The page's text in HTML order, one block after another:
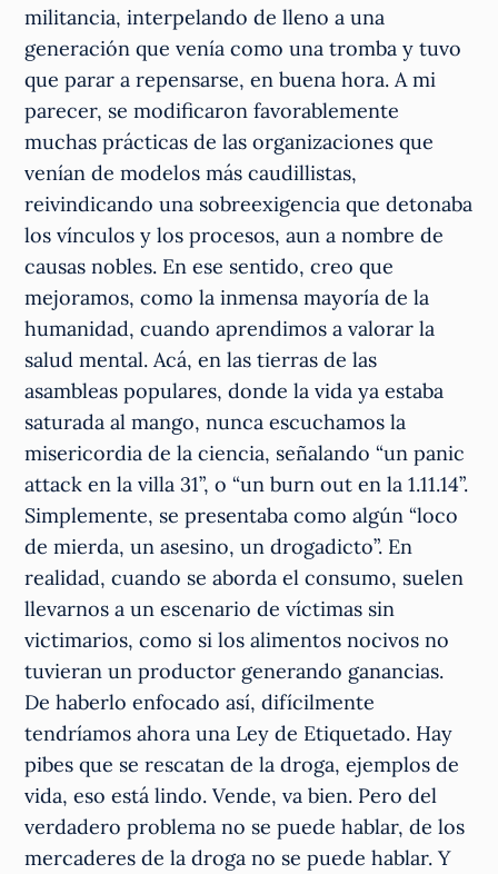
militancia, interpelando de lleno a una
generación que venía como una tromba y tuvo
que parar a repensarse, en buena hora. A mi
parecer, se modificaron favorablemente
muchas prácticas de las organizaciones que
venían de modelos más caudillistas,
reivindicando una sobreexigencia que detonaba
los vínculos y los procesos, aun a nombre de
causas nobles. En ese sentido, creo que
mejoramos, como la inmensa mayoría de la
humanidad, cuando aprendimos a valorar la
salud mental. Acá, en las tierras de las
asambleas populares, donde la vida ya estaba
saturada al mango, nunca escuchamos la
misericordia de la ciencia, señalando “un panic
attack en la villa 31”, o “un burn out en la 1.11.14”.
Simplemente, se presentaba como algún “loco
de mierda, un asesino, un drogadicto”. En
realidad, cuando se aborda el consumo, suelen
llevarnos a un escenario de víctimas sin
victimarios, como si los alimentos nocivos no
tuvieran un productor generando ganancias.
De haberlo enfocado así, difícilmente
tendríamos ahora una Ley de Etiquetado. Hay
pibes que se rescatan de la droga, ejemplos de
vida, eso está lindo. Vende, va bien. Pero del
verdadero problema no se puede hablar, de los
mercaderes de la droga no se puede hablar. Y